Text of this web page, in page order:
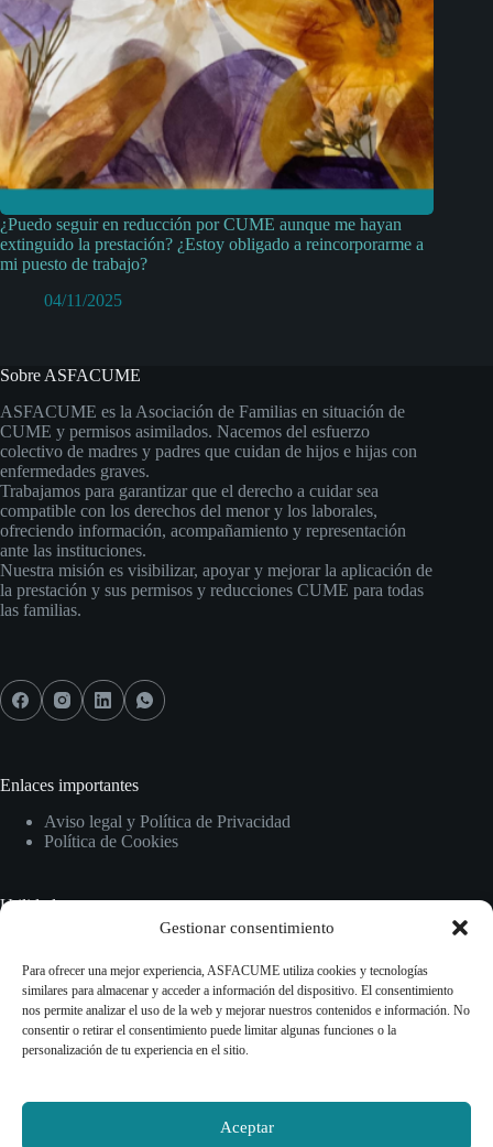
Gestionar consentimiento
Para ofrecer una mejor experiencia, ASFACUME utiliza cookies y tecnologías
similares para almacenar y acceder a información del dispositivo. El consentimiento
nos permite analizar el uso de la web y mejorar nuestros contenidos e información. No
consentir o retirar el consentimiento puede limitar algunas funciones o la
personalización de tu experiencia en el sitio.
Aceptar
¿Puedo seguir en reducción por CUME aunque me hayan
extinguido la prestación? ¿Estoy obligado a reincorporarme a
mi puesto de trabajo?
04/11/2025
Sobre ASFACUME
ASFACUME es la Asociación de Familias en situación de
CUME y permisos asimilados. Nacemos del esfuerzo
colectivo de madres y padres que cuidan de hijos e hijas con
enfermedades graves.
Trabajamos para garantizar que el derecho a cuidar sea
compatible con los derechos del menor y los laborales,
ofreciendo información, acompañamiento y representación
ante las instituciones.
Nuestra misión es visibilizar, apoyar y mejorar la aplicación de
la prestación y sus permisos y reducciones CUME para todas
las familias.
Enlaces importantes
Aviso legal y Política de Privacidad
Política de Cookies
Utilidades
Normativas
Guías y recursos
Información sobre CUME
Contacto